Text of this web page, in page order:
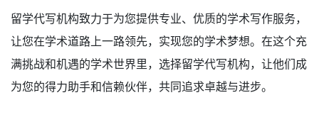
留学代写机构致力于为您提供专业、优质的学术写作服务，
让您在学术道路上一路领先，实现您的学术梦想。在这个充
满挑战和机遇的学术世界里，选择留学代写机构，让他们成
为您的得力助手和信赖伙伴，共同追求卓越与进步。